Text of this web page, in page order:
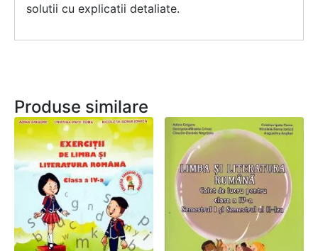
solutii cu explicatii detaliate.
Produse similare